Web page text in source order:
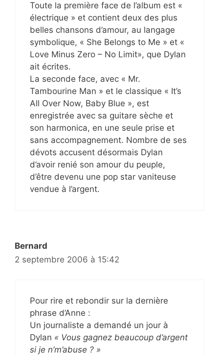
Toute la première face de l’album est «
électrique » et contient deux des plus
belles chansons d’amour, au langage
symbolique, « She Belongs to Me » et «
Love Minus Zero – No Limit», que Dylan
ait écrites.
La seconde face, avec « Mr.
Tambourine Man » et le classique « It’s
All Over Now, Baby Blue », est
enregistrée avec sa guitare sèche et
son harmonica, en une seule prise et
sans accompagnement. Nombre de ses
dévots accusent désormais Dylan
d’avoir renié son amour du peuple,
d’être devenu une pop star vaniteuse
vendue à l’argent.
Bernard
2 septembre 2006 à 15:42
Pour rire et rebondir sur la dernière
phrase d’Anne :
Un journaliste a demandé un jour à
Dylan « Vous gagnez beaucoup d’argent
si je n’m’abuse ? »